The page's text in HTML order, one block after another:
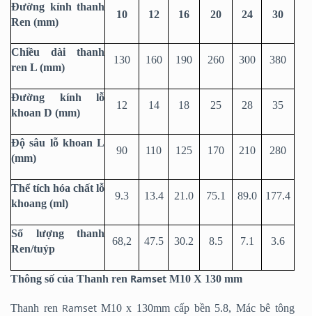
Đường kính thanh
Ren (mm)
10 12 16 20 24 30
Chiều dài thanh
ren L (mm)
130 160 190 260 300 380
Đường kính lỗ
khoan D (mm)
12 14 18 25 28 35
Độ sâu lỗ khoan L
(mm)
90 110 125 170 210 280
Thể tích hóa chất lỗ
khoang (ml)
9.3 13.4 21.0 75.1 89.0 177.4
Số lượng thanh
Ren/tuýp
68,2 47.5 30.2 8.5 7.1 3.6
Thông số của Thanh ren Ramset M10 X 130 mm
Thanh ren Ramset M10 x 130mm cấp bền 5.8, Mác bê tông